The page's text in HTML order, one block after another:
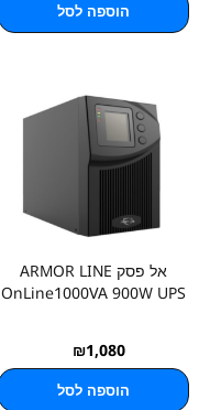
הוספה לסל
אל פסק ARMOR LINE
OnLine1000VA 900W UPS
₪1,080
הוספה לסל